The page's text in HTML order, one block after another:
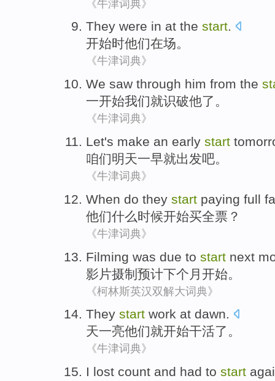
《牛津词典》
They were in at the start.
开始时他们在场。
《牛津词典》
We saw through him from the
一开始我们就识破他了 。
《牛津词典》
Let's make an early start
咱们明天一早就出发吧。
《牛津词典》
When do they start paying full
他们什么时候开始买全票？
《牛津词典》
Filming was due to start next
影片摄制 预计下个 月 开始。
《柯林斯英汉双解大词典》
They start work at dawn.
天一亮他们就开始干活了。
《牛津词典》
I lost count and had to start